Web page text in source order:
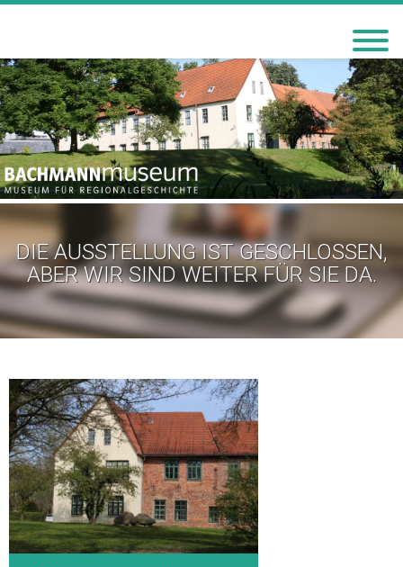
BREMERVÖRDE
DIE AUSSTELLUNG IST GESCHLOSSEN,
ABER WIR SIND WEITER FÜR SIE DA.